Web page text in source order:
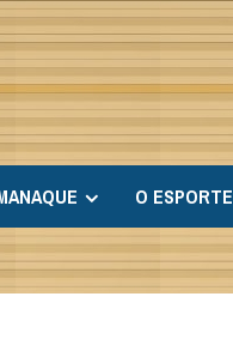
O ESPORTE